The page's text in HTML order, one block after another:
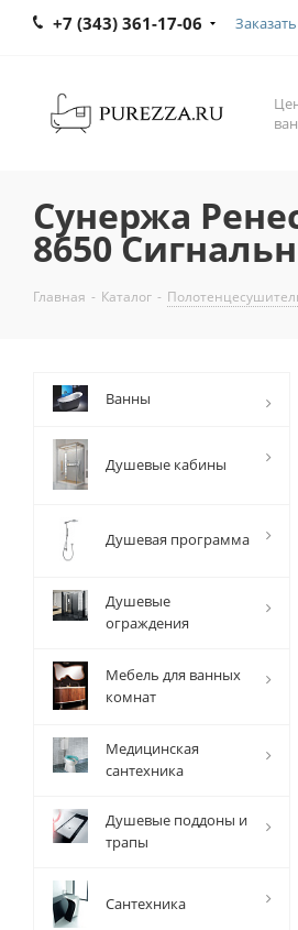
+7 (343) 361-17-06
Сунержа
8650
Главная - Каталог -
Ванны
Душевые кабины
Душевая программа
Душевые
ограждения
Мебель для ванных
комнат
Медицинская
сантехника
Душевые поддоны и
трапы
Сантехника